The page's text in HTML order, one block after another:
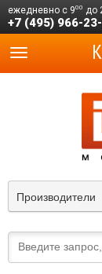
ежедневно с 900 до
+7 (495) 966-
Производители